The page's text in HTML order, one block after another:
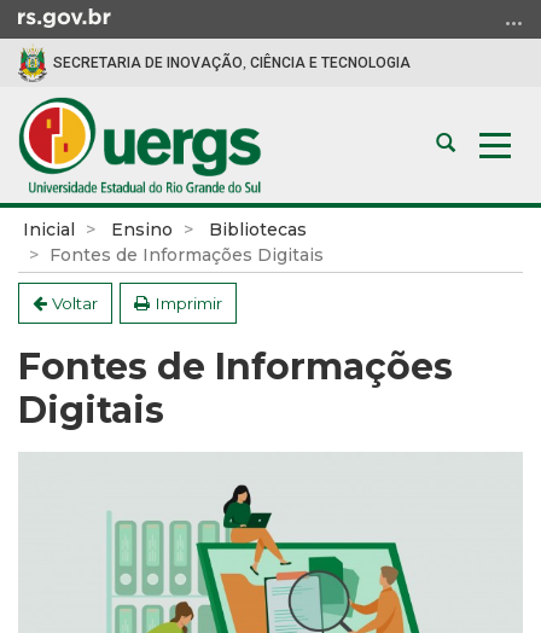
para
conteúdo
para
menu
para
busca
SECRETARIA DE INOVAÇÃO, CIÊNCIA E TECNOLOGIA
Abrir
busca
Início
conteúdo
Inicial Ensino
Bibliotecas
Fontes de Informações Digitais
Voltar Imprimir
Fontes de Informações
Digitais